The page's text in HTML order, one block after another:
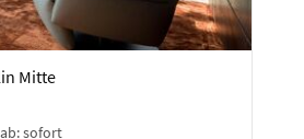
Mitte
sofort